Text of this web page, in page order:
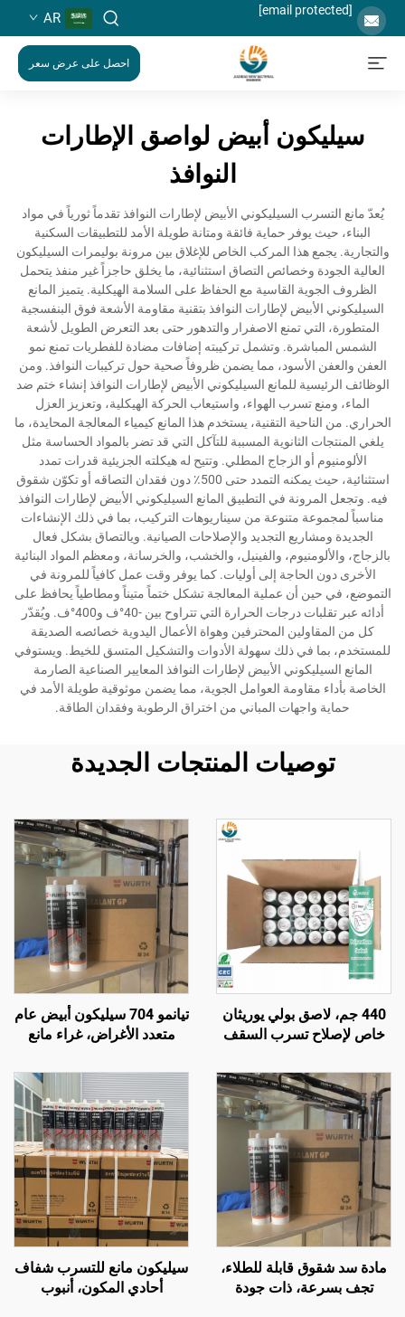
[email protected]
AR
احصل على عرض سعر
سيليكون أبيض لواصق الإطارات
النوافذ
يُعدّ مانع التسرب السيليكوني الأبيض لإطارات النوافذ تقدماً ثورياً في مواد
البناء، حيث يوفر حماية فائقة ومتانة طويلة الأمد للتطبيقات السكنية
والتجارية. يجمع هذا المركب الخاص للإغلاق بين مرونة بوليمرات السيليكون
العالية الجودة وخصائص التصاق استثنائية، ما يخلق حاجزاً غير منفذ يتحمل
الظروف الجوية القاسية مع الحفاظ على السلامة الهيكلية. يتميز المانع
السيليكوني الأبيض لإطارات النوافذ بتقنية مقاومة الأشعة فوق البنفسجية
المتطورة، التي تمنع الاصفرار والتدهور حتى بعد التعرض الطويل لأشعة
الشمس المباشرة. وتشمل تركيبته إضافات مضادة للفطريات تمنع نمو
العفن والعفن الأسود، مما يضمن ظروفاً صحية حول تركيبات النوافذ. ومن
الوظائف الرئيسية للمانع السيليكوني الأبيض لإطارات النوافذ إنشاء ختم ضد
الماء، ومنع تسرب الهواء، واستيعاب الحركة الهيكلية، وتعزيز العزل
الحراري. من الناحية التقنية، يستخدم هذا المانع كيمياء المعالجة المحايدة، ما
يلغي المنتجات الثانوية المسببة للتآكل التي قد تضر بالمواد الحساسة مثل
الألومنيوم أو الزجاج المطلي. وتتيح له هيكلته الجزيئية قدرات تمدد
استثنائية، حيث يمكنه التمدد حتى 500٪ دون فقدان التصاقه أو تكوّن شقوق
فيه. وتجعل المرونة في التطبيق المانع السيليكوني الأبيض لإطارات النوافذ
مناسباً لمجموعة متنوعة من سيناريوهات التركيب، بما في ذلك الإنشاءات
الجديدة ومشاريع التجديد والإصلاحات الصيانية. ويالتصاق بشكل فعال
بالزجاج، والألومنيوم، والفينيل، والخشب، والخرسانة، ومعظم المواد البنائية
الأخرى دون الحاجة إلى أوليات. كما يوفر وقت عمل كافياً للمرونة في
التموضع، في حين أن عملية المعالجة تشكل ختماً متيناً ومطاطياً يحافظ على
أدائه عبر تقلبات درجات الحرارة التي تتراوح بين -40°ف و400°ف. ويُقدّر
كل من المقاولين المحترفين وهواة الأعمال اليدوية خصائصه الصديقة
للمستخدم، بما في ذلك سهولة الأدوات والتشكيل المتسق للخيط. ويستوفي
المانع السيليكوني الأبيض لإطارات النوافذ المعايير الصناعية الصارمة
الخاصة بأداء مقاومة العوامل الجوية، مما يضمن موثوقية طويلة الأمد في
حماية واجهات المباني من اختراق الرطوبة وفقدان الطاقة.
توصيات المنتجات الجديدة
440 جم، لاصق بولي يوريثان
خاص لإصلاح تسرب السقف
تسرب الفتحات، وللزجاج
الأمامي، مطاط أسود مقاوم
للماء
تيانمو 704 سيليكون أبيض عام
متعدد الأغراض، غراء مانع
مادة سد شقوق قابلة للطلاء،
تجف بسرعة، ذات جودة
سيليكون مانع للتسرب شفاف
أحادي المكون، أنبوب